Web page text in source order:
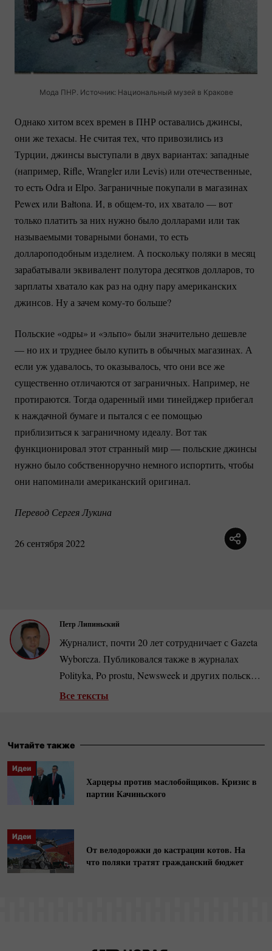
Мода ПНР. Источник: Национальный музей в Кракове
Однако хитом всех времен в ПНР оставались джинсы,
они же техасы. Не считая тех, что привозились из
Турции, джинсы выступали в двух вариантах: западные
(например, Rifle, Wrangler или Levis) или отечественные,
то есть Odra и Elpo. Заграничные покупали в магазинах
Pewex или Bałtona. И, в общем-то, их хватало — вот
только платить за них нужно было долларами или так
называемыми товарными бонами, то есть
доллароподобным изделием. А поскольку поляки в месяц
зарабатывали эквивалент полутора десятков долларов, то
зарплаты хватало как раз на одну пару американских
джинсов. Ну а зачемкому-то больше?
Польские «одры» и «эльпо» были значительно дешевле
— но их и труднее было купить в обычных магазинах. А
если уж удавалось, то оказывалось, что они все же
существенно отличаются от заграничных. Например, не
протираются. Тогда одаренный ими тинейджер прибегал
к наждачной бумаге и пытался с ее помощью
приблизиться к заграничному идеалу. Вот так
функционировал этот странный мир — польские джинсы
нужно было собственноручно немного испортить, чтобы
они напоминали американский оригинал.
Перевод Сергея Лукина
26 сентября 2022
Петр Липиньский
Журналист, почти 20 лет сотрудничает с Gazeta
Wyborcza. Публиковался также в журналах
Polityka, Po prostu, Newsweek и других польских
и зарубежных изданиях. Автор документальных
«Берут. Когда партия была богом», «Абсудры
журналистских премий, включен в список ста
лучших польских репортеров.
Все тексты
Читайте также
Идеи
Харцеры против маслобойщиков. Кризис в
партии Качиньского
Идеи
От велодорожки до кастрации котов. На
что поляки тратят гражданский бюджет